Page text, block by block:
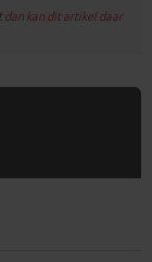
kan dit artikel daar